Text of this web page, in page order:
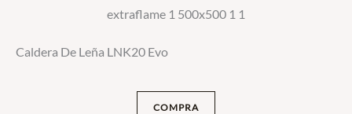
Caldera De Leña LNK20 Evo
COMPRA